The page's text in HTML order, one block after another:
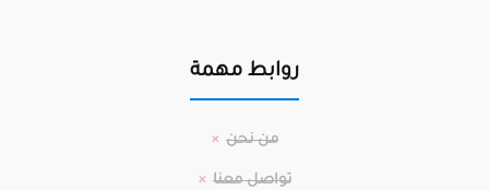
روابط مهمة
من نحن
تواصل معنا